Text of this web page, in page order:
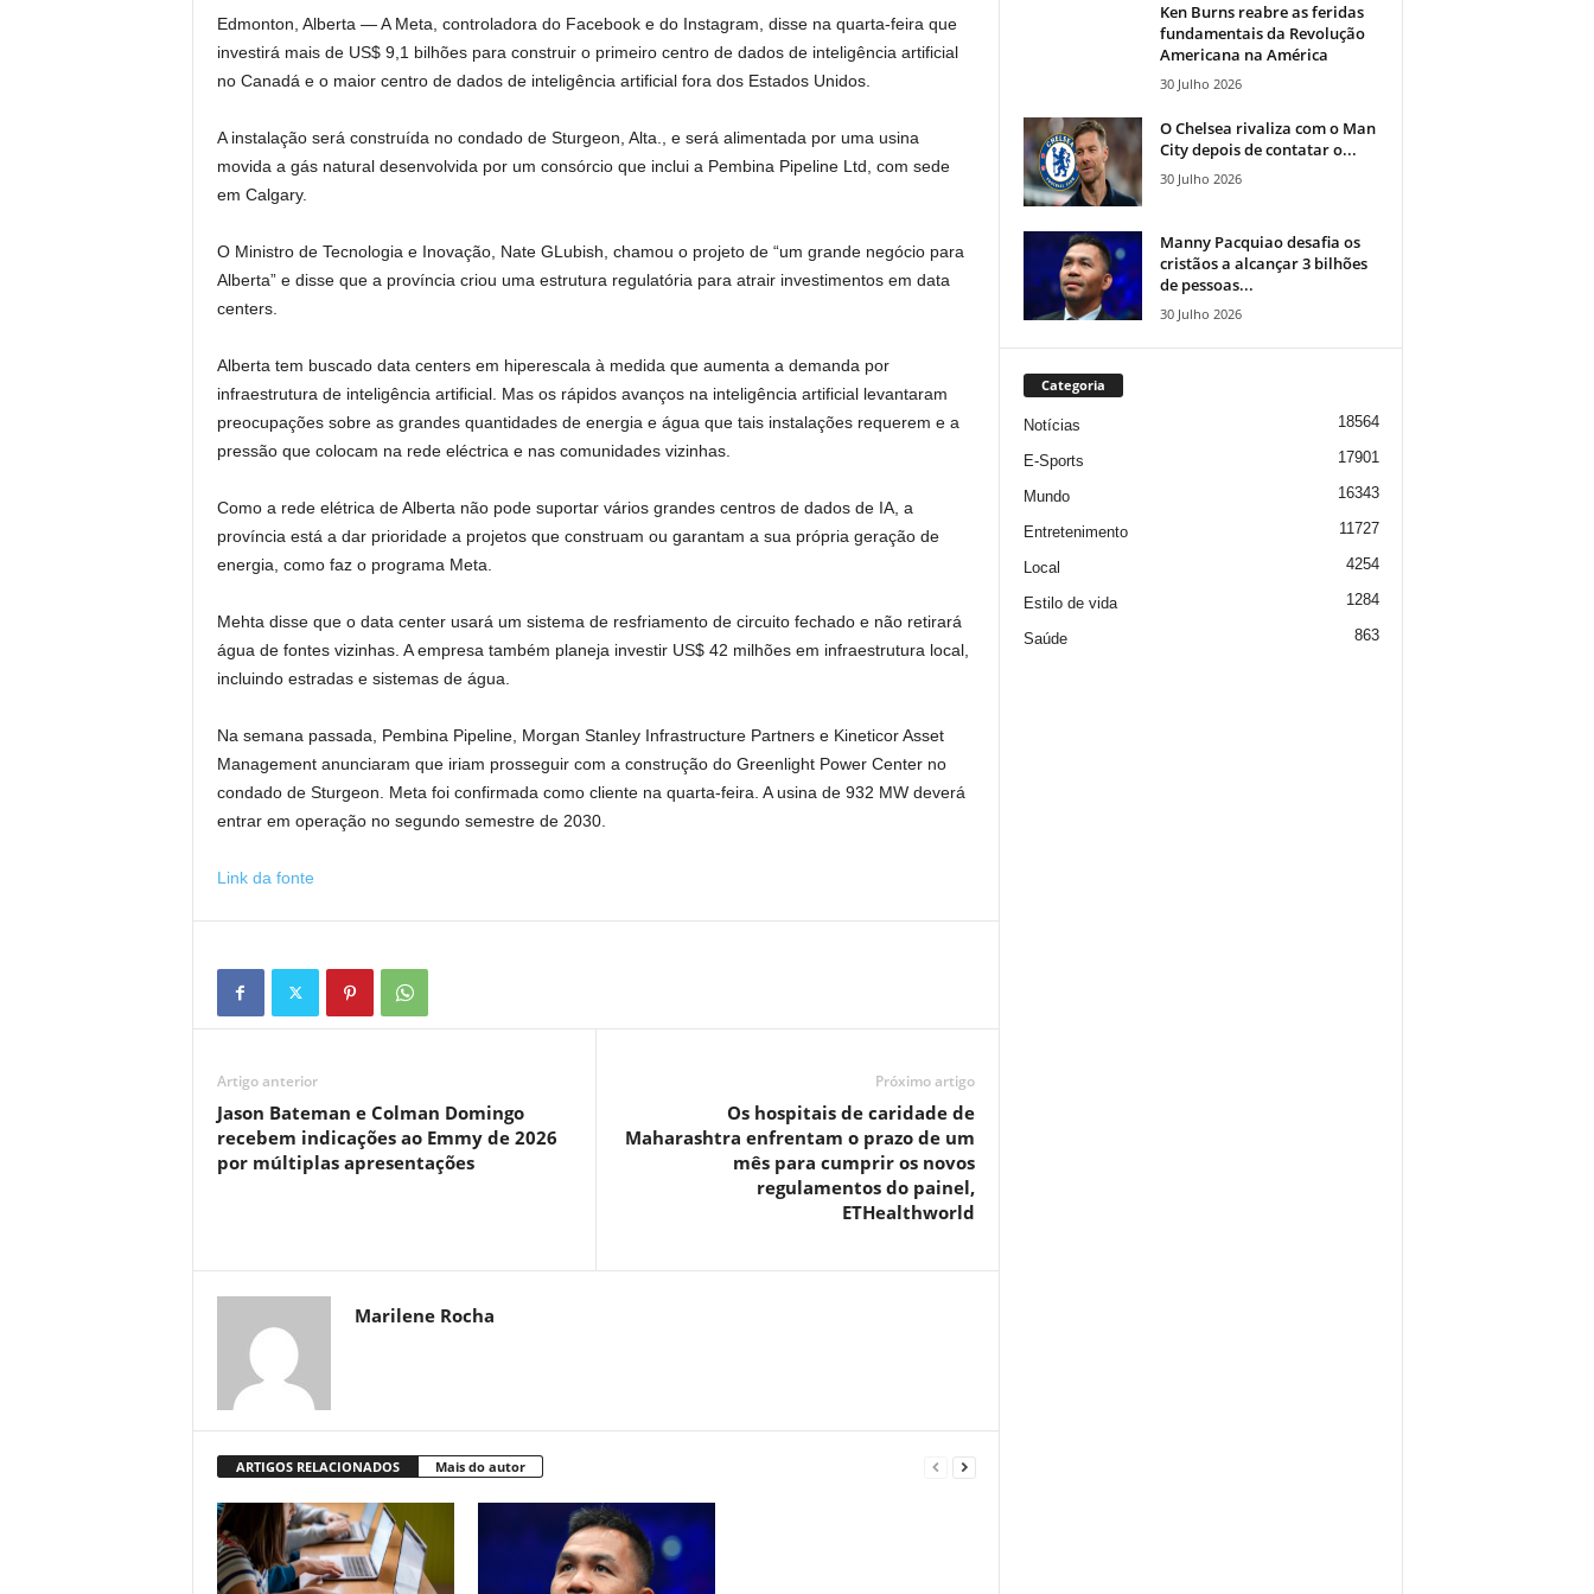
Edmonton, Alberta —A Meta, controladora do Facebook e do Instagram, disse na quarta-feira que
investirá mais de US$ 9,1 bilhões para construir o primeiro centro de dados de inteligência artificial
no Canadá e o maior centro de dados de inteligência artificial fora dos Estados Unidos.
A instalação será construída no condado de Sturgeon, Alta., e será alimentada por uma usina
movida a gás natural desenvolvida por um consórcio que inclui a Pembina Pipeline Ltd, com sede
em Calgary.
O Ministro de Tecnologia e Inovação, Nate GLubish, chamou o projeto de “um grande negócio para
Alberta” e disse que a província criou uma estrutura regulatória para atrair investimentos em data
centers.
Alberta tem buscado data centers em hiperescala à medida que aumenta a demanda por
infraestrutura de inteligência artificial. Mas os rápidos avanços na inteligência artificial levantaram
preocupações sobre as grandes quantidades de energia e água que tais instalações requerem e a
pressão que colocam na rede eléctrica e nas comunidades vizinhas.
Como a rede elétrica de Alberta não pode suportar vários grandes centros de dados de IA, a
província está a dar prioridade a projetos que construam ou garantam a sua própria geração de
energia, como faz o programa Meta.
Mehta disse que o data center usará um sistema de resfriamento de circuito fechado e não retirará
água de fontes vizinhas. A empresa também planeja investir US$ 42 milhões em infraestrutura local,
incluindo estradas e sistemas de água.
Na semana passada, Pembina Pipeline, Morgan Stanley Infrastructure Partners e Kineticor Asset
Management anunciaram que iriam prosseguir com a construção do Greenlight Power Center no
condado de Sturgeon. Meta foi confirmada como cliente na quarta-feira. A usina de 932 MW deverá
entrar em operação no segundo semestre de 2030.
Link da fonte
Artigo anterior
Jason Bateman e Colman Domingo
recebem indicações ao Emmy de 2026
por múltiplas apresentações
Próximo artigo
Os hospitais de caridade de
Maharashtra enfrentam o prazo de um
mês para cumprir os novos
regulamentos do painel,
ETHealthworld
Marilene Rocha
ARTIGOS RELACIONADOS Mais do autor
Ken Burns reabre as feridas
fundamentais da Revolução
Americana na América
30 Julho 2026
O Chelsea rivaliza com o Man
City depois de contatar o...
30 Julho 2026
Manny Pacquiao desafia os
cristãos a alcançar 3 bilhões
de pessoas...
30 Julho 2026
Categoria
Notícias 18564
E-Sports 17901
Mundo 16343
Entretenimento 11727
Local 4254
Estilo de vida 1284
Saúde 863